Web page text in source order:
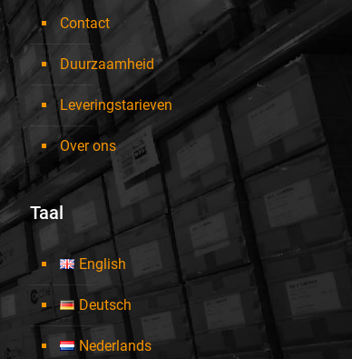
Contact
Duurzaamheid
Leveringstarieven
Over ons
Taal
English
Deutsch
Nederlands